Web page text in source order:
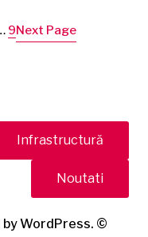
9Next Page
Infrastructură
Noutati
WordPress. ©